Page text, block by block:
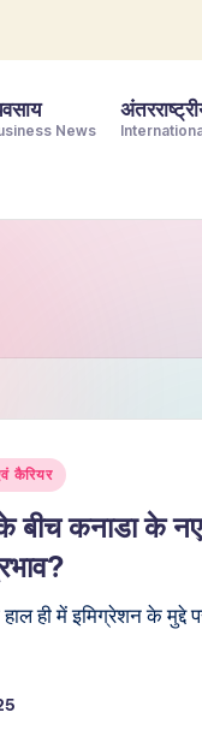
News
कैरियर
कनाडा के नए
ही में इमिग्रेशन के